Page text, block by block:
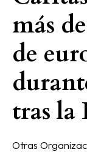
más
de
tras
Otras